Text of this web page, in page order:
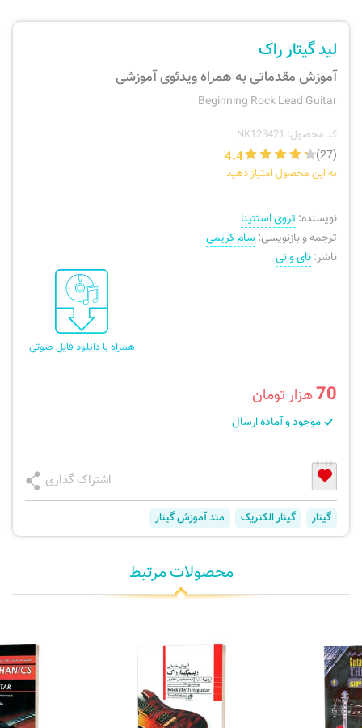
نی، فلوت، سازهای بادی
ارسال سفارش
لید گیتار راک
آموزش مقدماتی به همراه ویدئوی آموزشی
Beginning Rock Lead Guitar
کد محصول: NK123421
(27)
4.4
به این محصول امتیاز دهید
نویسنده: تروی استتینا
ترجمه و بازنویسی: سام کریمی
ناشر:نای و نی
همراه با دانلود فایل صوتی
70هزار تومان
موجود و آماده ارسال
اشتراک گذاری
گیتار گیتار الکتریک متد آموزش گیتار
محصولات مرتبط